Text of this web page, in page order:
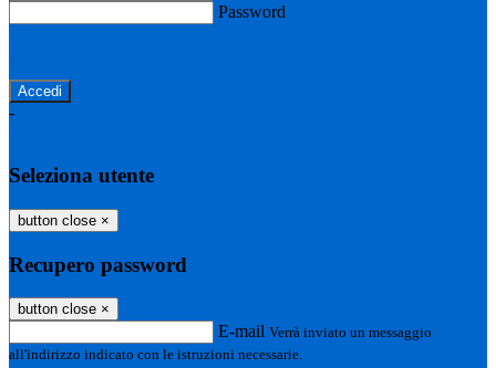
Password
-
Seleziona utente
button close ×
Recupero password
button close ×
E-mail Verrà inviato un messaggio
all'indirizzo indicato con le istruzioni necessarie.